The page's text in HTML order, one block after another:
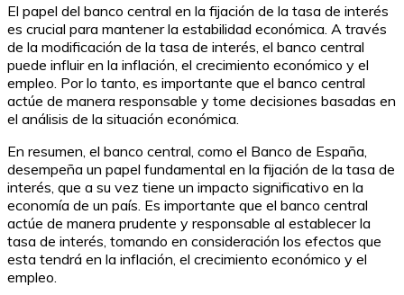
El papel del banco central en la fijación de la tasa de interés
es crucial para mantener la estabilidad económica. A través
de la modificación de la tasa de interés, el banco central
puede influir en la inflación, el crecimiento económico y el
empleo. Por lo tanto, es importante que el banco central
actúe de manera responsable y tome decisiones basadas en
el análisis de la situación económica.
En resumen, el banco central, como el Banco de España,
desempeña un papel fundamental en la fijación de la tasa de
interés, que a su vez tiene un impacto significativo en la
economía de un país. Es importante que el banco central
actúe de manera prudente y responsable al establecer la
tasa de interés, tomando en consideración los efectos que
esta tendrá en la inflación, el crecimiento económico y el
empleo.